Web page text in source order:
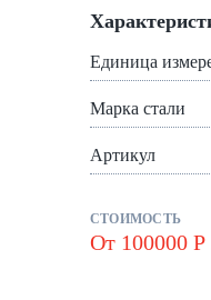
Единица
Марка стали
Артикул
СТОИМОСТЬ
От 100000 Р